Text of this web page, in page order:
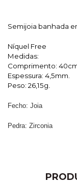
Semijoia banhada
Níquel Free
Medidas:
Comprimento:
Espessura: 4,5mm.
Peso: 26,15g
Fecho: Joia
Pedra: Zirconia